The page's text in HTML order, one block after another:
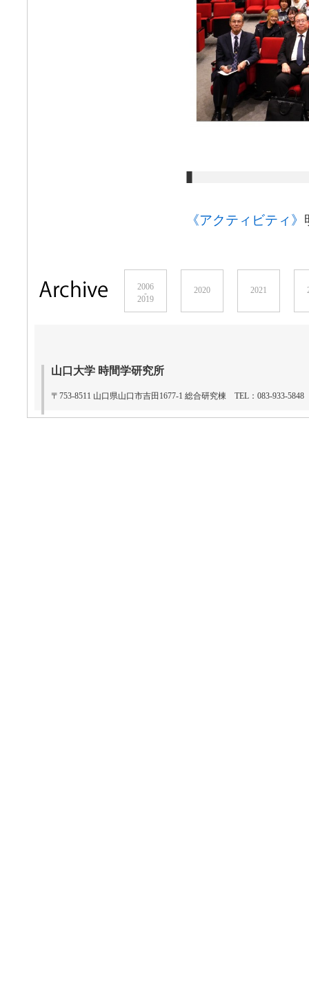
《アクティビティ》
2006
-
2019
2020 2021
山口大学 時間学研究所
〒753-8511 山口県山口市吉田1677-1 総合研究棟 TEL：083-933-5848